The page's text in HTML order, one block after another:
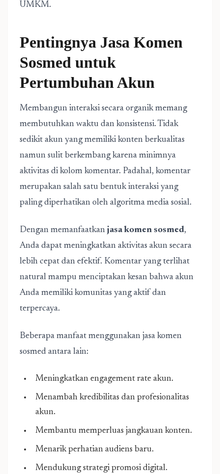
UMKM.
Pentingnya Jasa Komen
Sosmed untuk
Pertumbuhan Akun
Membangun interaksi secara organik memang
membutuhkan waktu dan konsistensi. Tidak
sedikit akun yang memiliki konten berkualitas
namun sulit berkembang karena minimnya
aktivitas di kolom komentar. Padahal, komentar
merupakan salah satu bentuk interaksi yang
paling diperhatikan oleh algoritma media sosial.
Dengan memanfaatkan jasa komen sosmed,
Anda dapat meningkatkan aktivitas akun secara
lebih cepat dan efektif. Komentar yang terlihat
natural mampu menciptakan kesan bahwa akun
Anda memiliki komunitas yang aktif dan
terpercaya.
Beberapa manfaat menggunakan jasa komen
sosmed antara lain:
Meningkatkan engagement rate akun.
Menambah kredibilitas dan profesionalitas
akun.
Membantu memperluas jangkauan konten.
Menarik perhatian audiens baru.
Mendukung strategi promosi digital.